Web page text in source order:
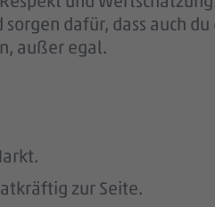
dafür, dass auch
außer egal.
zur Seite.